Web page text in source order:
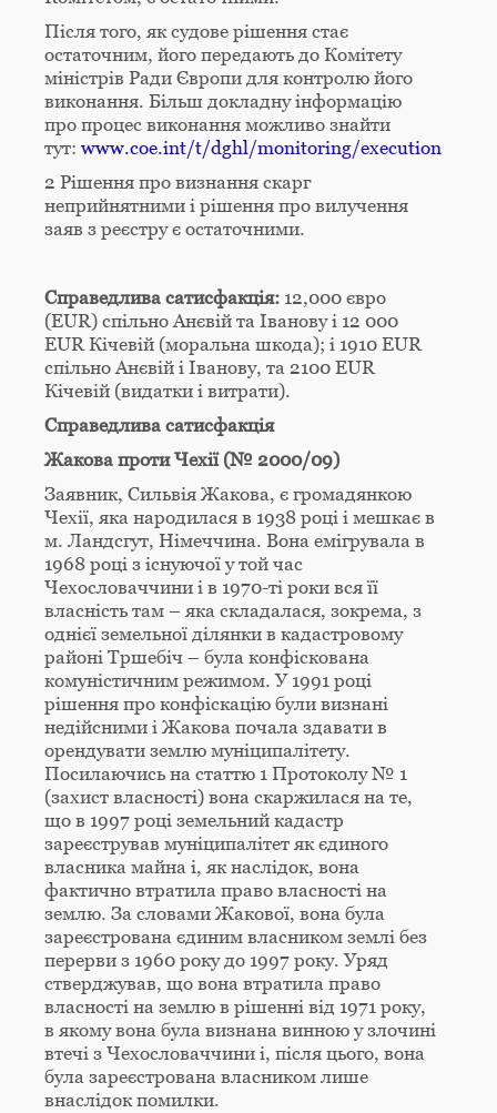
Після того, як судове рішення стає
остаточним, його передають до Комітету
міністрів Ради Європи для контролю його
виконання. Більш докладну інформацію
про процес виконання можливо знайти
тут: www.coe.int/t/dghl/monitoring/execution
2 Рішення про визнання скарг
неприйнятними і рішення про вилучення
заяв з реєстру є остаточними.
Справедлива сатисфакція: 12,000 євро
(EUR) спільно Анєвій та Іванову і 12 000
EUR Кічевій (моральна шкода); і 1910 EUR
спільно Анєвій і Іванову, та 2100 EUR
Кічевій (видатки і витрати).
Справедлива сатисфакція
Жакова проти Чехії (№ 2000/09)
Заявник, Сильвія Жакова, є громадянкою
Чехії, яка народилася в 1938 році і мешкає в
м. Ландсгут, Німеччина. Вона емігрувала в
1968 році з існуючої у той час
Чехословаччини і в 1970-ті роки вся її
власність там – яка складалася, зокрема, з
однієї земельної ділянки в кадастровому
районі Тршебіч – була конфіскована
комуністичним режимом. У 1991 році
рішення про конфіскацію були визнані
недійсними і Жакова почала здавати в
орендувати землю муніципалітету.
Посилаючись на статтю 1 Протоколу № 1
(захист власності) вона скаржилася на те,
що в 1997 році земельний кадастр
зареєстрував муніципалітет як єдиного
власника майна і, як наслідок, вона
фактично втратила право власності на
землю. За словами Жакової, вона була
зареєстрована єдиним власником землі без
перерви з 1960 року до 1997 року. Уряд
стверджував, що вона втратила право
власності на землю в рішенні від 1971 року,
в якому вона була визнана винною у злочині
втечі з Чехословаччини і, після цього, вона
була зареєстрована власником лише
внаслідок помилки.